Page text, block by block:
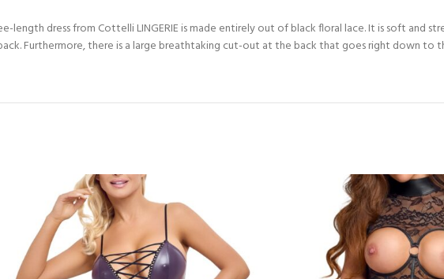
dress from Cottelli LINGERIE is made entirely out of black floral lace. It is soft and
Furthermore, there is a large breathtaking cut-out at the back that goes right down to